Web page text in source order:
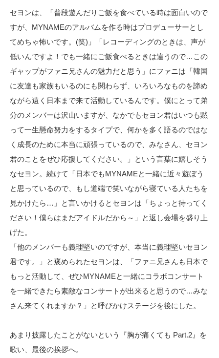
セヨンは、「普段遊んだりご飯を食べている時は面白いので
すが、MYNAMEのアルバムを作る時はプロデューサーとし
てめちゃ怖いです。(笑)」「レコーディングのときは、声が
低いんですよ！でも一緒にご飯食べるときは違うので…この
ギャップがファニ兄さんの魅力だと思う」にファニは「韓国
に友達も家族もいるのにも関わらず、いろいろなものを諦め
ながら遠く日本まで来て活動しているんです。僕にとって弟
分のメンバーは沢山いますが、なかでもセヨン君はいつも黙
って一生懸命努力をするタイプで、何かを多く語るのではな
く成長のために本当に頑張っているので、みなさん、セヨン
君のことをぜひ応援してください。」という言葉に嬉しそう
なセヨン。続けて「日本でもMYNAMEと一緒に近々遊ぼう
と思っているので、もし道端で笑いながら寝ている人たちを
見かけたら…」と言いかけるとセヨンは「ちょっと待ってく
ださい！僕らはまだアイドルだから～」と返し会場を盛り上
げた。
「他のメンバーも義理堅いのですが、本当に義理堅いセヨン
君です。」と褒められたセヨンは、「ファニ兄さんも日本で
もっと活動して、ぜひMYNAMEと一緒にコラボコンサート
を一緒できたら素敵なコンサートが出来ると思うので…みな
さん来てくれますか？」と呼びかけステージを後にした。
あまり披露したことがないという『胸が痛くても Part.2』を
歌い、最後の挨拶へ。